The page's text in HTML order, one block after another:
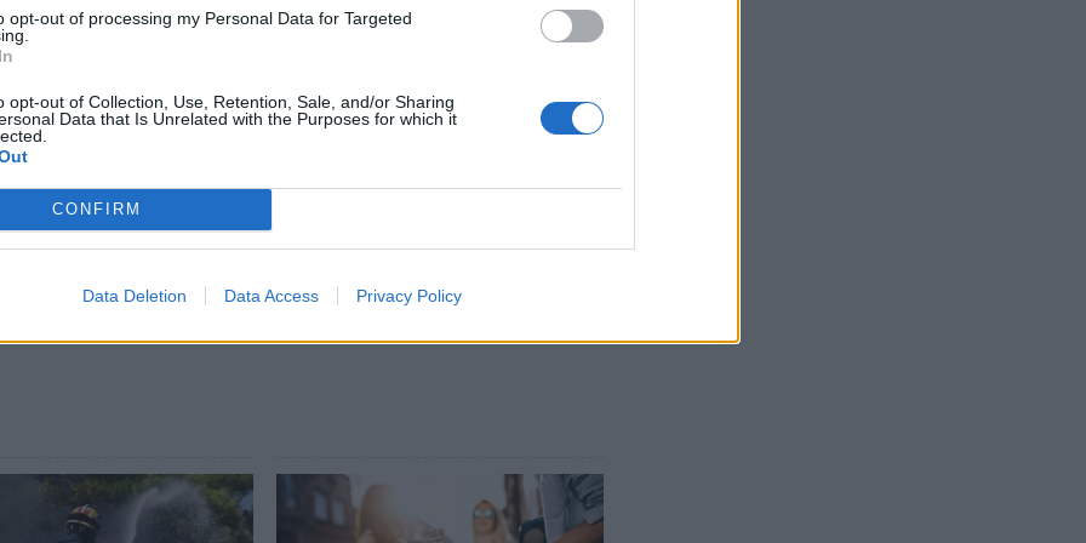
opt-out of processing my Personal Data for Targeted
opt-out of Collection, Use, Retention, Sale, and/or Sharing
Data that Is Unrelated with the Purposes for which it
CONFIRM
Data Deletion Data Access Privacy Policy
Σπάρτης
ραντεβού: 2731361244 κ. Βέργου Εύη
και μάθετε πρώτοιόλες τις ειδήσεις